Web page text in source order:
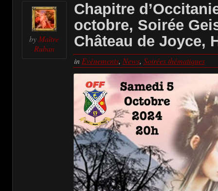
by Maître
Ruban
Chapitre
octobre, Soirée
Château de Joyce,
in Evènements, News, Soirées thématiques